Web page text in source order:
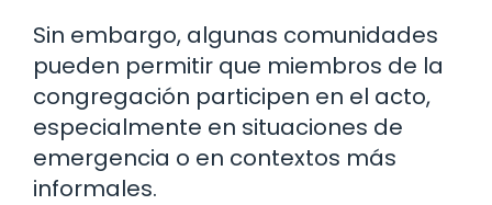
Sin embargo, algunas comunidades
pueden permitir que miembros de la
congregación participen en el acto,
especialmente en situaciones de
emergencia o en contextos más
informales.